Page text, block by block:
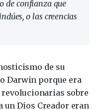
de confianza que
o las creencias
de su
Darwin porque era
revolucionarias sobre
un Dios Creador eran